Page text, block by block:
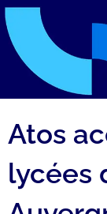
Atos
lycées